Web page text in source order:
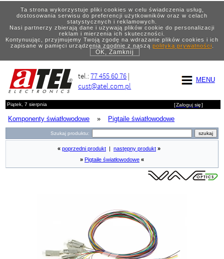
Ta strona wykorzystuje pliki cookies w celu świadczenia usług,
dostosowania serwisu do preferencji użytkowników oraz w celach
statystycznych i reklamowych.
Nasi partnerzy zbierają dane i używają plików cookie do personalizacji
reklam i mierzenia ich skuteczności.
Kontynuując, przyjmujemy Twoją zgodę na wdrażanie plików cookies i ich
zapisane w pamięci urządzenia zgodnie z naszą polityką prywatności.
OK, Zamknij
MENU
tel.:77 455 60 76 |
cust@atel.com.pl
Piątek, 7 sierpnia [Zaloguj się]
Komponenty światłowodowe » Pigtaile światłowodowe
Szukaj produktu:
« poprzedni produkt następny produkt »
» Pigtaile światłowodowe «